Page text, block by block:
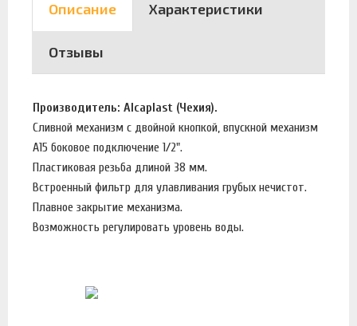
Описание Характеристики
Отзывы
Производитель: Alcaplast (Чехия).
Сливной механизм с двойной кнопкой, впускной механизм
А15 боковое подключение 1/2".
Пластиковая резьба длиной 38 мм.
Встроенный фильтр для улавливания грубых нечистот.
Плавное закрытие механизма.
Возможность регулировать уровень воды.